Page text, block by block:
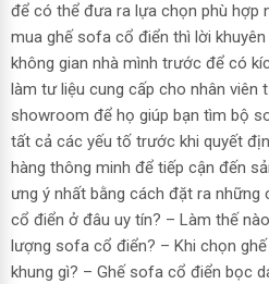
để có thể đưa ra lựa chọn phù hợp
mua ghế sofa cổ điển thì lời
không gian nhà mình trước để có
làm tư liệu cung cấp cho nhân viên
showroom để họ giúp bạn tìm bộ
tất cả các yếu tố trước khi quyết
hàng thông minh để tiếp cận đến
ưng ý nhất bằng cách đặt ra
cổ điển ở đâu uy tín? – Làm thế
lượng sofa cổ điển? – Khi chọn
khung gì? – Ghế sofa cổ điển bọc